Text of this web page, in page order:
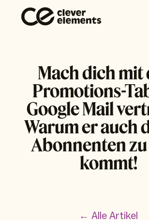
Mach dich mit
Promotions-
Google Mail
Warum er auch
Abonnenten
kommt!
← Alle Artikel